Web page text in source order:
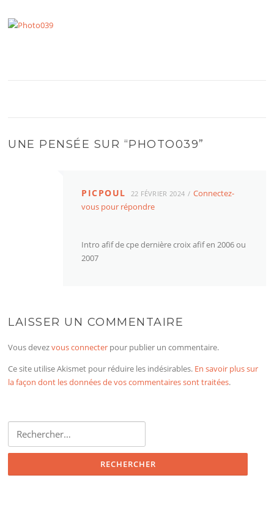
UNE PENSÉE SUR “PHOTO039”
PICPOUL 22 FÉVRIER 2024
Connectez-
vous pour répondre
Intro afif de cpe dernière croix afif en 2006 ou
2007
LAISSER UN COMMENTAIRE
Vous devezvous connecter pour publier un commentaire.
Ce site utilise Akismet pour réduire les indésirables. En savoir plus sur
la façon dont les données de vos commentaires sont traitées.